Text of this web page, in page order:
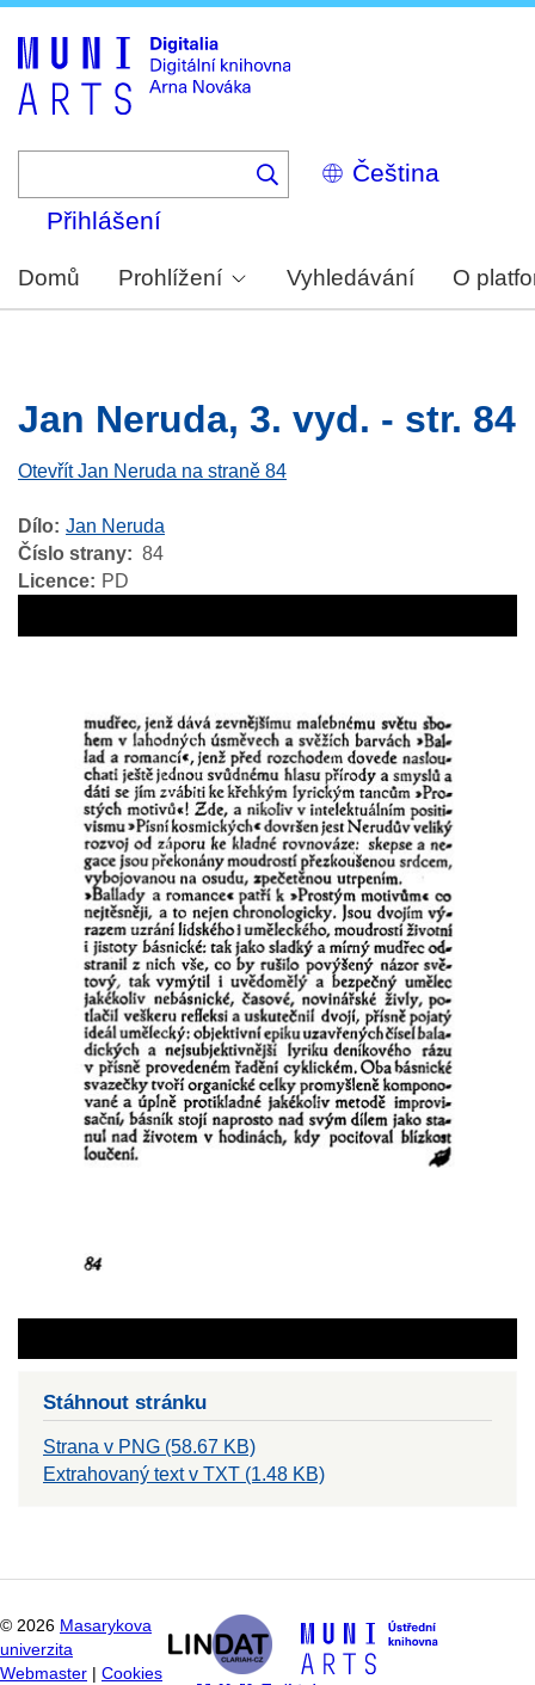
Select
your
Přihlášení
Domů Prohlížení Vyhledávání O
Jan Neruda, 3. vyd. - str. 84
Otevřít Jan Neruda na straně 84
Dílo Jan Neruda
Číslo strany
84
Licence
PD
Stáhnout stránku
Strana v PNG (58.67 KB)
Extrahovaný text v TXT (1.48 KB)
© 2026 Masarykova
univerzita
Webmaster
Cookies